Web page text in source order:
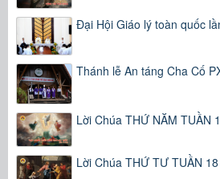
Đại Hội Giáo lý toàn quốc
Thánh lễ An táng Cha Cố
Lời Chúa THỨ NĂM TUẦN
Lời Chúa THỨ TƯ TUẦN